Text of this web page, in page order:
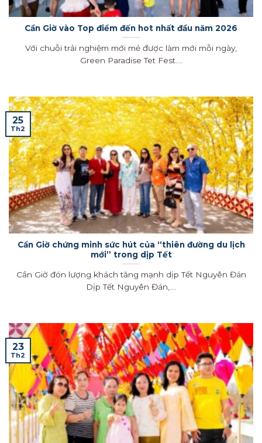
Cần Giờ vào Top điểm đến hot nhất đầu năm 2026
Với chuỗi trải nghiệm mới mẻ được làm mới mỗi ngày,
Green Paradise Tet Fest....
Cần Giờ chứng minh sức hút của “thiên đường du lịch
mới” trong dịp Tết
Cần Giờ đón lượng khách tăng mạnh dịp Tết Nguyên Đán
Dịp Tết Nguyên Đán,....
25
Th2
23
Th2